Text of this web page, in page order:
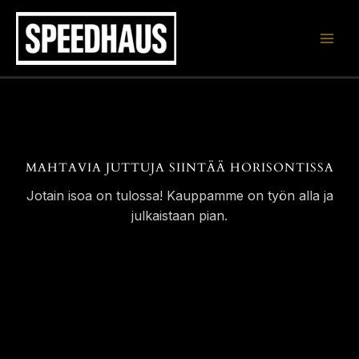
Siirry
sisältöön
MAHTAVIA JUTTUJA SIINTÄÄ HORISONTISSA
Jotain isoa on tulossa! Kauppamme on työn alla ja
julkaistaan pian.